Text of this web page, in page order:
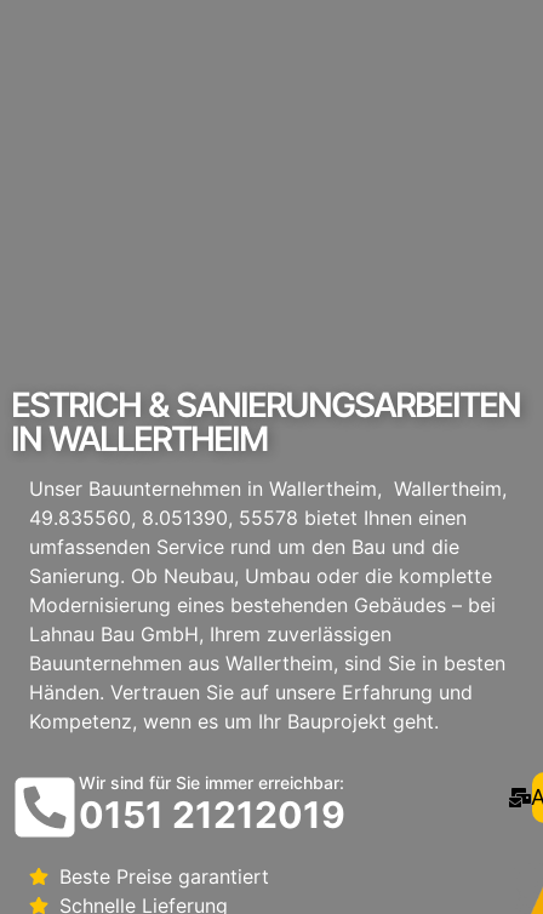
ESTRICH & SANIERUNGSARBEITEN
IN WALLERTHEIM
Unser Bauunternehmen in Wallertheim, Wallertheim,
49.835560, 8.051390, 55578 bietet Ihnen einen
umfassenden Service rund um den Bau und die
Sanierung. Ob Neubau, Umbau oder die komplette
Modernisierung eines bestehenden Gebäudes – bei
Lahnau Bau GmbH, Ihrem zuverlässigen
Bauunternehmen aus Wallertheim, sind Sie in besten
Händen. Vertrauen Sie auf unsere Erfahrung und
Kompetenz, wenn es um Ihr Bauprojekt geht.
Wir sind für Sie immer erreichbar:
0151 21212019
Beste Preise garantiert
Schnelle Lieferung